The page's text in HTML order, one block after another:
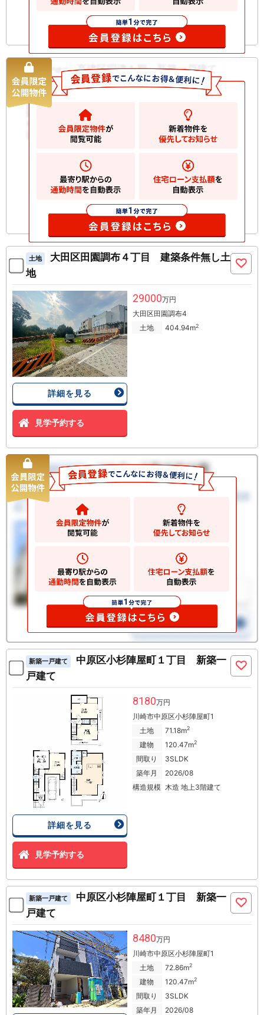
お気に入りに追加
新築一戸建て 高津区明津１期 新築一戸建て
100.55m2
木造 地上3階建て
お気に入りに追加
土地
大田区田園調布４丁目 建築条件無し土
地
詳細を見る
見学予約する
29000万円
大田区田園調布4
土地
404.94m2
新築一戸建て
中原区小杉陣屋町１丁目 新築一
戸建て
詳細を見る
見学予約する
8180万円
川崎市中原区小杉陣屋町1
土地
71.18m2
建物 120.47m2
間取り
3SLDK
築年月
2026/08
構造規模 木造 地上3階建て
新築一戸建て
中原区小杉陣屋町１丁目 新築一
戸建て
8480万円
川崎市中原区小杉陣屋町1
土地
72.86m2
建物 120.47m2
間取り
3SLDK
築年月
2026/08